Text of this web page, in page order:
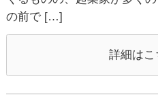
の前で […]
詳細はこ